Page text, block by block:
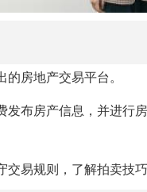
房地产交易平台。
发布房产信息，并进行
易规则，了解拍卖技